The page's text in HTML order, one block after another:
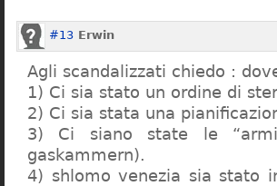
#13 Erwin
Agli scandalizzati chiedo :
1) Ci sia stato un ordine di
2) Ci sia stata una
3) Ci siano state le
gaskammern).
4) shlomo venezia sia stato